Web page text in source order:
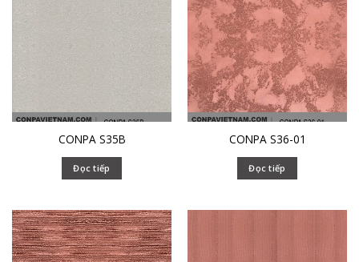
CONPA S35B
Đọc tiếp
CONPA S36-01
Đọc tiếp